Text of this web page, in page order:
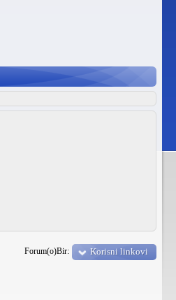
Forum(o)Bir: Korisni linkovi